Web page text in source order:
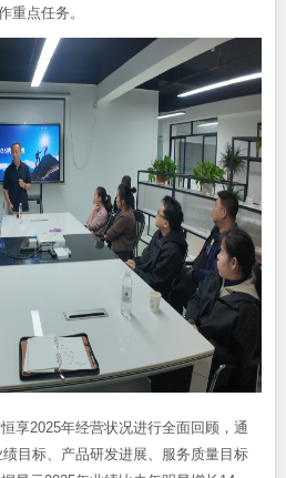
重点任务。
享2025年经营状况进行全面回顾，通
目标、产品研发进展、服务质量目标